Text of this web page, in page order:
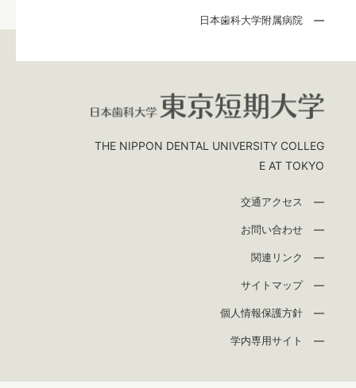
日本歯科大学附属病院
THE NIPPON DENTAL UNIVERSITY COLLEG
E AT TOKYO
交通アクセス
お問い合わせ
関連リンク
サイトマップ
個人情報保護方針
学内専用サイト